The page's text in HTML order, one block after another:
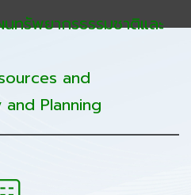
ทรัพยากรธรรมชาติและ
and
Planning